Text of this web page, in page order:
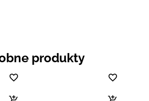
produkty